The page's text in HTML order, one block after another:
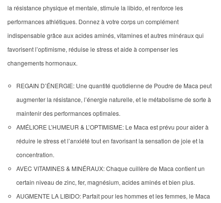
la résistance physique et mentale, stimule la libido, et renforce les
performances athlétiques. Donnez à votre corps un complément
indispensable grâce aux acides aminés, vitamines et autres minéraux qui
favorisent l’optimisme, réduise le stress et aide à compenser les
changements hormonaux.
REGAIN D’ÉNERGIE: Une quantité quotidienne de Poudre de Maca peut
augmenter la résistance, l’énergie naturelle, et le métabolisme de sorte à
maintenir des performances optimales.
AMÉLIORE L’HUMEUR & L’OPTIMISME: Le Maca est prévu pour aider à
réduire le stress et l’anxiété tout en favorisant la sensation de joie et la
concentration.
AVEC VITAMINES & MINÉRAUX: Chaque cuillère de Maca contient un
certain niveau de zinc, fer, magnésium, acides aminés et bien plus.
AUGMENTE LA LIBIDO: Parfait pour les hommes et les femmes, le Maca